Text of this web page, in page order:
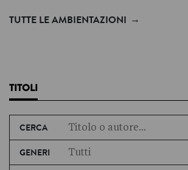
TUTTE LE AMBIENTAZIONI →
TITOLI
CERCA
GENERI